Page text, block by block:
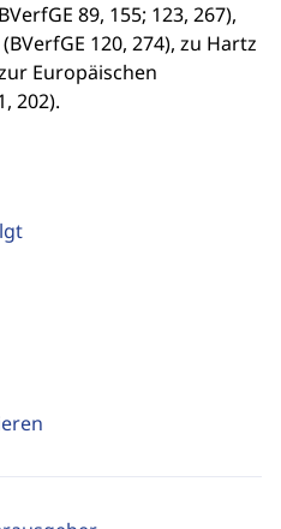
89, 155; 123, 267),
120, 274), zu Hartz
Europäischen
202).